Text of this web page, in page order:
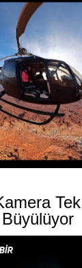
Büyülüyor